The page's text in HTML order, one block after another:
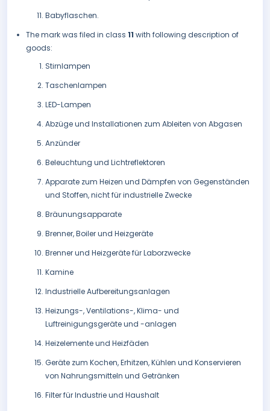
Babyflaschen.
The mark was filed in class 11 with following description of
goods:
Stirnlampen
Taschenlampen
LED-Lampen
Abzüge und Installationen zum Ableiten von Abgasen
Anzünder
Beleuchtung und Lichtreflektoren
Apparate zum Heizen und Dämpfen von Gegenständen
und Stoffen, nicht für industrielle Zwecke
Bräunungsapparate
Brenner, Boiler und Heizgeräte
Brenner und Heizgeräte für Laborzwecke
Kamine
Industrielle Aufbereitungsanlagen
Heizungs-, Ventilations-, Klima- und
Luftreinigungsgeräte und -anlagen
Heizelemente und Heizfäden
Geräte zum Kochen, Erhitzen, Kühlen und Konservieren
von Nahrungsmitteln und Getränken
Filter für Industrie und Haushalt